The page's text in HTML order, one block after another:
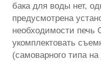
бака для воды нет,
предусмотрена
необходимости печь
укомплектовать
(самоварного типа